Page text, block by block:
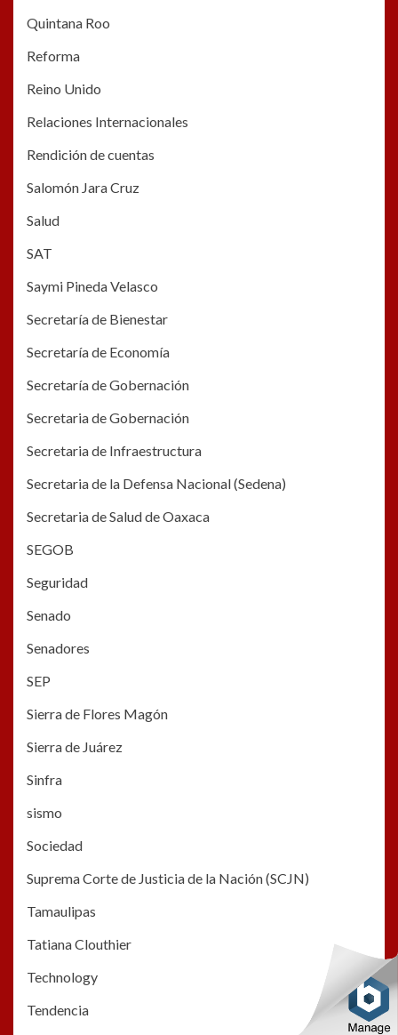
Quintana Roo
Reforma
Reino Unido
Relaciones Internacionales
Rendición de cuentas
Salomón Jara Cruz
Salud
SAT
Saymi Pineda Velasco
Secretaría de Bienestar
Secretaría de Economía
Secretaría de Gobernación
Secretaria de Gobernación
Secretaria de Infraestructura
Secretaria de la Defensa Nacional (Sedena)
Secretaria de Salud de Oaxaca
SEGOB
Seguridad
Senado
Senadores
SEP
Sierra de Flores Magón
Sierra de Juárez
Sinfra
sismo
Sociedad
Suprema Corte de Justicia de la Nación (SCJN)
Tamaulipas
Tatiana Clouthier
Technology
Tendencia